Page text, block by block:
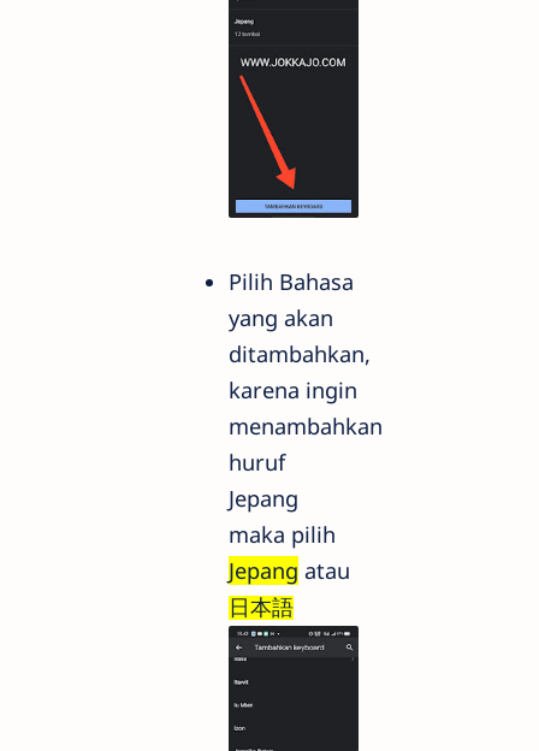
Pilih Bahasa
yang akan
ditambahkan,
karena ingin
menambahkan
huruf
Jepang
maka pilih
Jepang atau
日本語